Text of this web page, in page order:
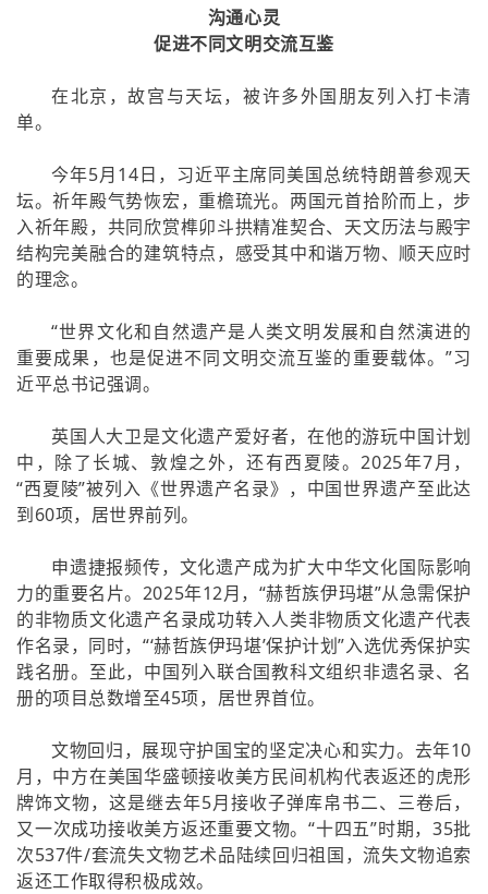
沟通心灵
促进不同文明交流互鉴
在北京，故宫与天坛，被许多外国朋友列入打卡清
单。
今年5月14日，习近平主席同美国总统特朗普参观天
坛。祈年殿气势恢宏，重檐琉光。两国元首拾阶而上，步
入祈年殿，共同欣赏榫卯斗拱精准契合、天文历法与殿宇
结构完美融合的建筑特点，感受其中和谐万物、顺天应时
的理念。
“世界文化和自然遗产是人类文明发展和自然演进的
重要成果，也是促进不同文明交流互鉴的重要载体。”习
近平总书记强调。
英国人大卫是文化遗产爱好者，在他的游玩中国计划
中，除了长城、敦煌之外，还有西夏陵。2025年7月，
“西夏陵”被列入《世界遗产名录》，中国世界遗产至此达
到60项，居世界前列。
申遗捷报频传，文化遗产成为扩大中华文化国际影响
力的重要名片。2025年12月，“赫哲族伊玛堪”从急需保护
的非物质文化遗产名录成功转入人类非物质文化遗产代表
作名录，同时，“‘赫哲族伊玛堪’保护计划”入选优秀保护实
践名册。至此，中国列入联合国教科文组织非遗名录、名
册的项目总数增至45项，居世界首位。
文物回归，展现守护国宝的坚定决心和实力。去年10
月，中方在美国华盛顿接收美方民间机构代表返还的虎形
牌饰文物，这是继去年5月接收子弹库帛书二、三卷后，
又一次成功接收美方返还重要文物。“十四五”时期，35批
次537件/套流失文物艺术品陆续回归祖国，流失文物追索
返还工作取得积极成效。